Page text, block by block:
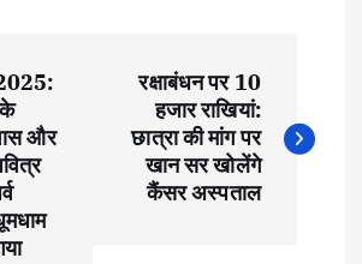
और
रक्षाबंधन पर 10
हजार राखियां:
छात्रा की मांग पर
खान सर खोलेंगे
कैंसर अस्पताल